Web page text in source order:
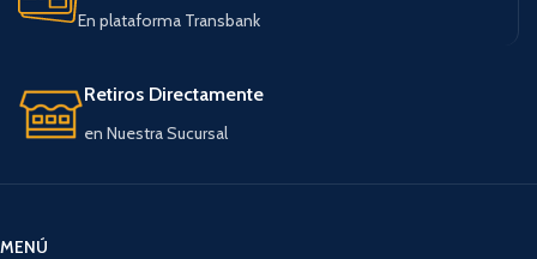
En plataforma Transbank
Retiros Directamente
en Nuestra Sucursal
MENÚ